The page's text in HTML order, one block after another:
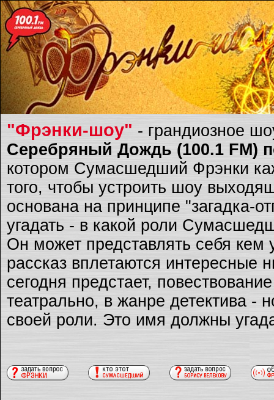
"Фрэнки-шоу" - грандиозное
Серебряный Дождь (100.1 FM)
котором Сумасшедший Фрэнки
того, чтобы устроить шоу
основана на принципе "загадка-
угадать - в какой роли
Он может представлять себя
рассказ вплетаются интересные
сегодня предстает,
театрально, в жанре детектива -
своей роли. Это имя должны